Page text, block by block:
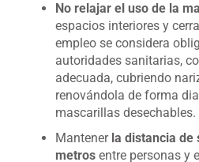
No relajar el uso de la
espacios interiores y
empleo se considera
autoridades sanitarias,
adecuada, cubriendo
renovándola de forma
mascarillas desechables.
Mantener la distancia de
metros entre personas y